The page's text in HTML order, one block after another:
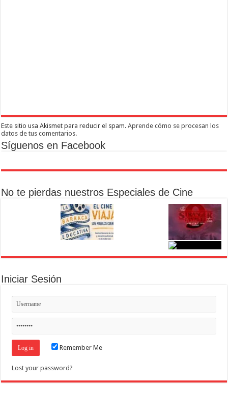
Este sitio usa Akismet para reducir el spam.Aprende cómo se procesan los
datos de tus comentarios.
Síguenos en Facebook
No te pierdas nuestros Especiales de Cine
Iniciar Sesión
Remember Me
Lost your password?